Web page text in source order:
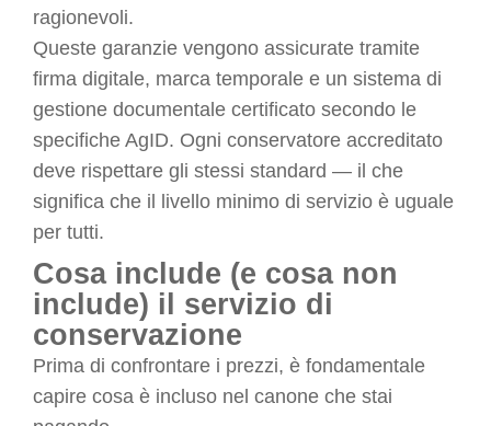
ragionevoli.
Queste garanzie vengono assicurate tramite
firma digitale, marca temporale e un sistema di
gestione documentale certificato secondo le
specifiche AgID. Ogni conservatore accreditato
deve rispettare gli stessi standard — il che
significa che il livello minimo di servizio è uguale
per tutti.
Cosa include (e cosa non
include) il servizio di
conservazione
Prima di confrontare i prezzi, è fondamentale
capire cosa è incluso nel canone che stai